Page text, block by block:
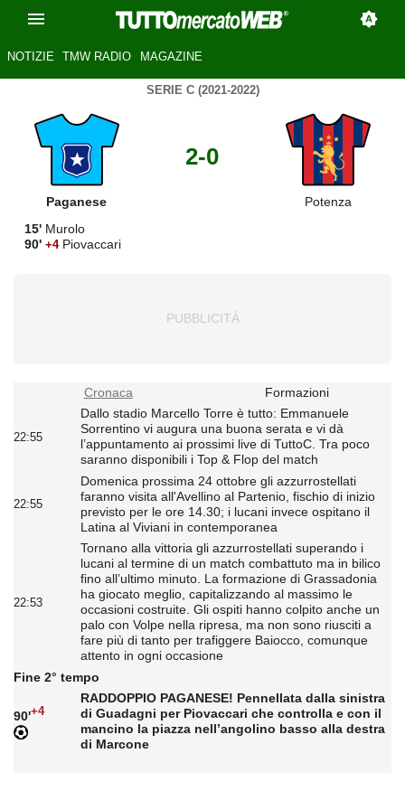
NOTIZIE TMW RADIO MAGAZINE
SERIE C (2021-2022)
Paganese
2-0
Potenza
15' Murolo
90' +4Piovaccari
Cronaca Formazioni
22:55
Dallo stadio Marcello Torre è tutto: Emmanuele
Sorrentino vi augura una buona serata e vi dà
l’appuntamento ai prossimi live di TuttoC. Tra poco
saranno disponibili i Top & Flop del match
22:55
Domenica prossima 24 ottobre gli azzurrostellati
faranno visita all'Avellino al Partenio, fischio di inizio
previsto per le ore 14.30; i lucani invece ospitano il
Latina al Viviani in contemporanea
22:53
Tornano alla vittoria gli azzurrostellati superando i
lucani al termine di un match combattuto ma in bilico
fino all’ultimo minuto. La formazione di Grassadonia
ha giocato meglio, capitalizzando al massimo le
occasioni costruite. Gli ospiti hanno colpito anche un
palo con Volpe nella ripresa, ma non sono riusciti a
fare più di tanto per trafiggere Baiocco, comunque
attento in ogni occasione
Fine 2° tempo
90'+4
RADDOPPIO PAGANESE! Pennellata dalla sinistra
di Guadagni per Piovaccari che controlla e con il
mancino la piazza nell’angolino basso alla destra
di Marcone